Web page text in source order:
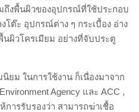
งพื้นผิวของอุปกรณ์ที่ใช้ประกอบ
โต๊ะ อุปกรณ์ต่าง ๆ กระเบื้อง อ่าง
ผิวโครเมียม อย่างที่จับประตู
ยม ในการใช้งาน ก็เนื่องมาจาก
Agency และ ACC ,
การรับรองว่า สามารถฆ่าเชื้อ